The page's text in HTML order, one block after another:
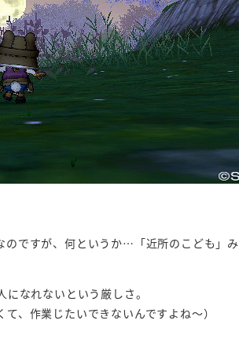
ですが、何というか…「近所のこども」
なれないという厳しさ。
、作業じたいできないんですよね～）